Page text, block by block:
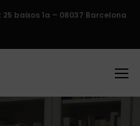
baixos 1a – 08037 Barcelona